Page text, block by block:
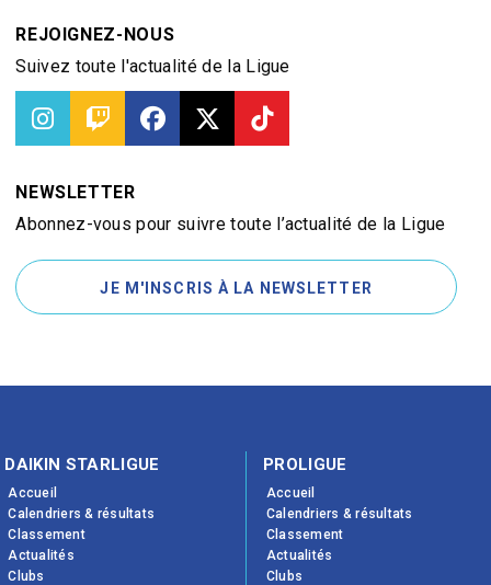
REJOIGNEZ-NOUS
Suivez toute l'actualité de la Ligue
NEWSLETTER
Abonnez-vous pour suivre toute l’actualité de la Ligue
JE M'INSCRIS À LA NEWSLETTER
DAIKIN STARLIGUE
Accueil
Calendriers & résultats
Classement
Actualités
Clubs
PROLIGUE
Accueil
Calendriers & résultats
Classement
Actualités
Clubs